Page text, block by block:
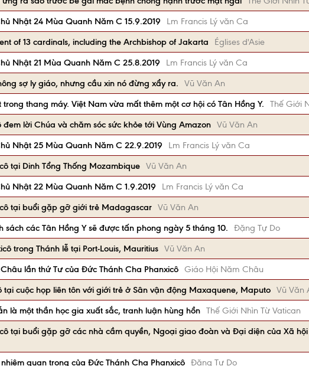
Nhật 24 Mùa Quanh Năm C 15.9.2019
Lm Francis Lý văn Ca
of 13 cardinals, including the Archbishop of Jakarta
Églises d'Asie
Nhật 21 Mùa Quanh Năm C 25.8.2019
Lm Francis Lý văn Ca
sợ ly giáo, nhưng cầu xin nó đừng xẩy ra.
Vũ Văn An
thang máy. Việt Nam vừa mất thêm một cơ hội có Tân Hồng Y.
Thế Giới
lời Chúa và chăm sóc sức khỏe tới Vùng Amazon Vũ Văn An
Nhật 25 Mùa Quanh Năm C 22.9.2019
Lm Francis Lý văn Ca
tại Dinh Tổng Thống Mozambique Vũ Văn An
Nhật 22 Mùa Quanh Năm C 1.9.2019
Lm Francis Lý văn Ca
tại buổi gặp gỡ giới trẻ Madagascar Vũ Văn An
các Tân Hồng Y sẽ được tấn phong ngày 5 tháng 10.
Đặng Tự Do
trong Thánh lễ tại Port-Louis, Mauritius Vũ Văn An
lần thứ Tư của Đức Thánh Cha Phanxicô Giáo Hội Năm Châu
cuộc họp liên tôn với giới trẻ ở Sân vận động Maxaquene, Maputo Vũ Văn
là một thần học gia xuất sắc, tranh luận hùng hồn Thế Giới Nhìn Từ Vatican
tại buổi gặp gỡ các nhà cầm quyền, Ngoại giao đoàn và Đại diện của Xã
quan trọng của Đức Thánh Cha Phanxicô Đặng Tự Do